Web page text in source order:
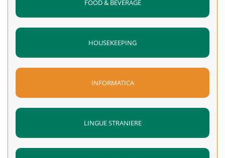
FOOD & BEVERAGE
HOUSEKEEPING
INFORMATICA
LINGUE STRANIERE